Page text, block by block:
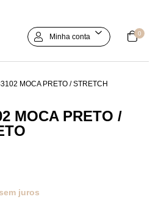
Minha conta 0
MOCA PRETO / STRETCH
MOCA PRETO /
sem juros